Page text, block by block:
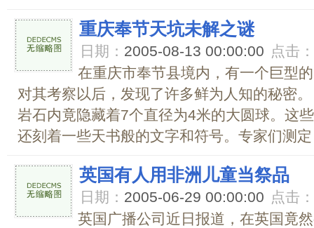
重庆奉节天坑未解之谜
日期： 2005-08-13 00:00:00 点击：
在重庆市奉节县境内，有一个巨型
对其考察以后，发现了许多鲜为人知的秘密
岩石内竟隐藏着7个直径为4米的大圆球。这
还刻着一些天书般的文字和符号。专家们测
英国有人用非洲儿童当祭品
日期： 2005-06-29 00:00:00 点击：
英国广播公司近日报道，在英国竟